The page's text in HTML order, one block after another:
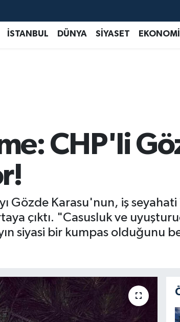
İSTANBUL DÜNYA SİYASET EKONOMİ
CHP'li
Gözde Karasu'nun, iş
çıktı. "Casusluk ve
siyasi bir kumpas olduğunu